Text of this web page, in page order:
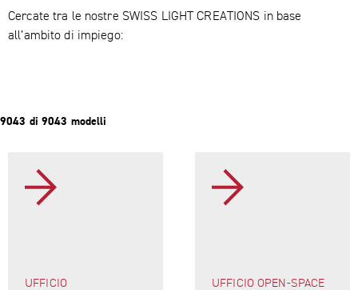
Cercate tra le nostre SWISS LIGHT CREATIONS in base
all’ambito di impiego:
9043 di 9043 modelli
UFFICIO UFFICIO OPEN-​SPACE